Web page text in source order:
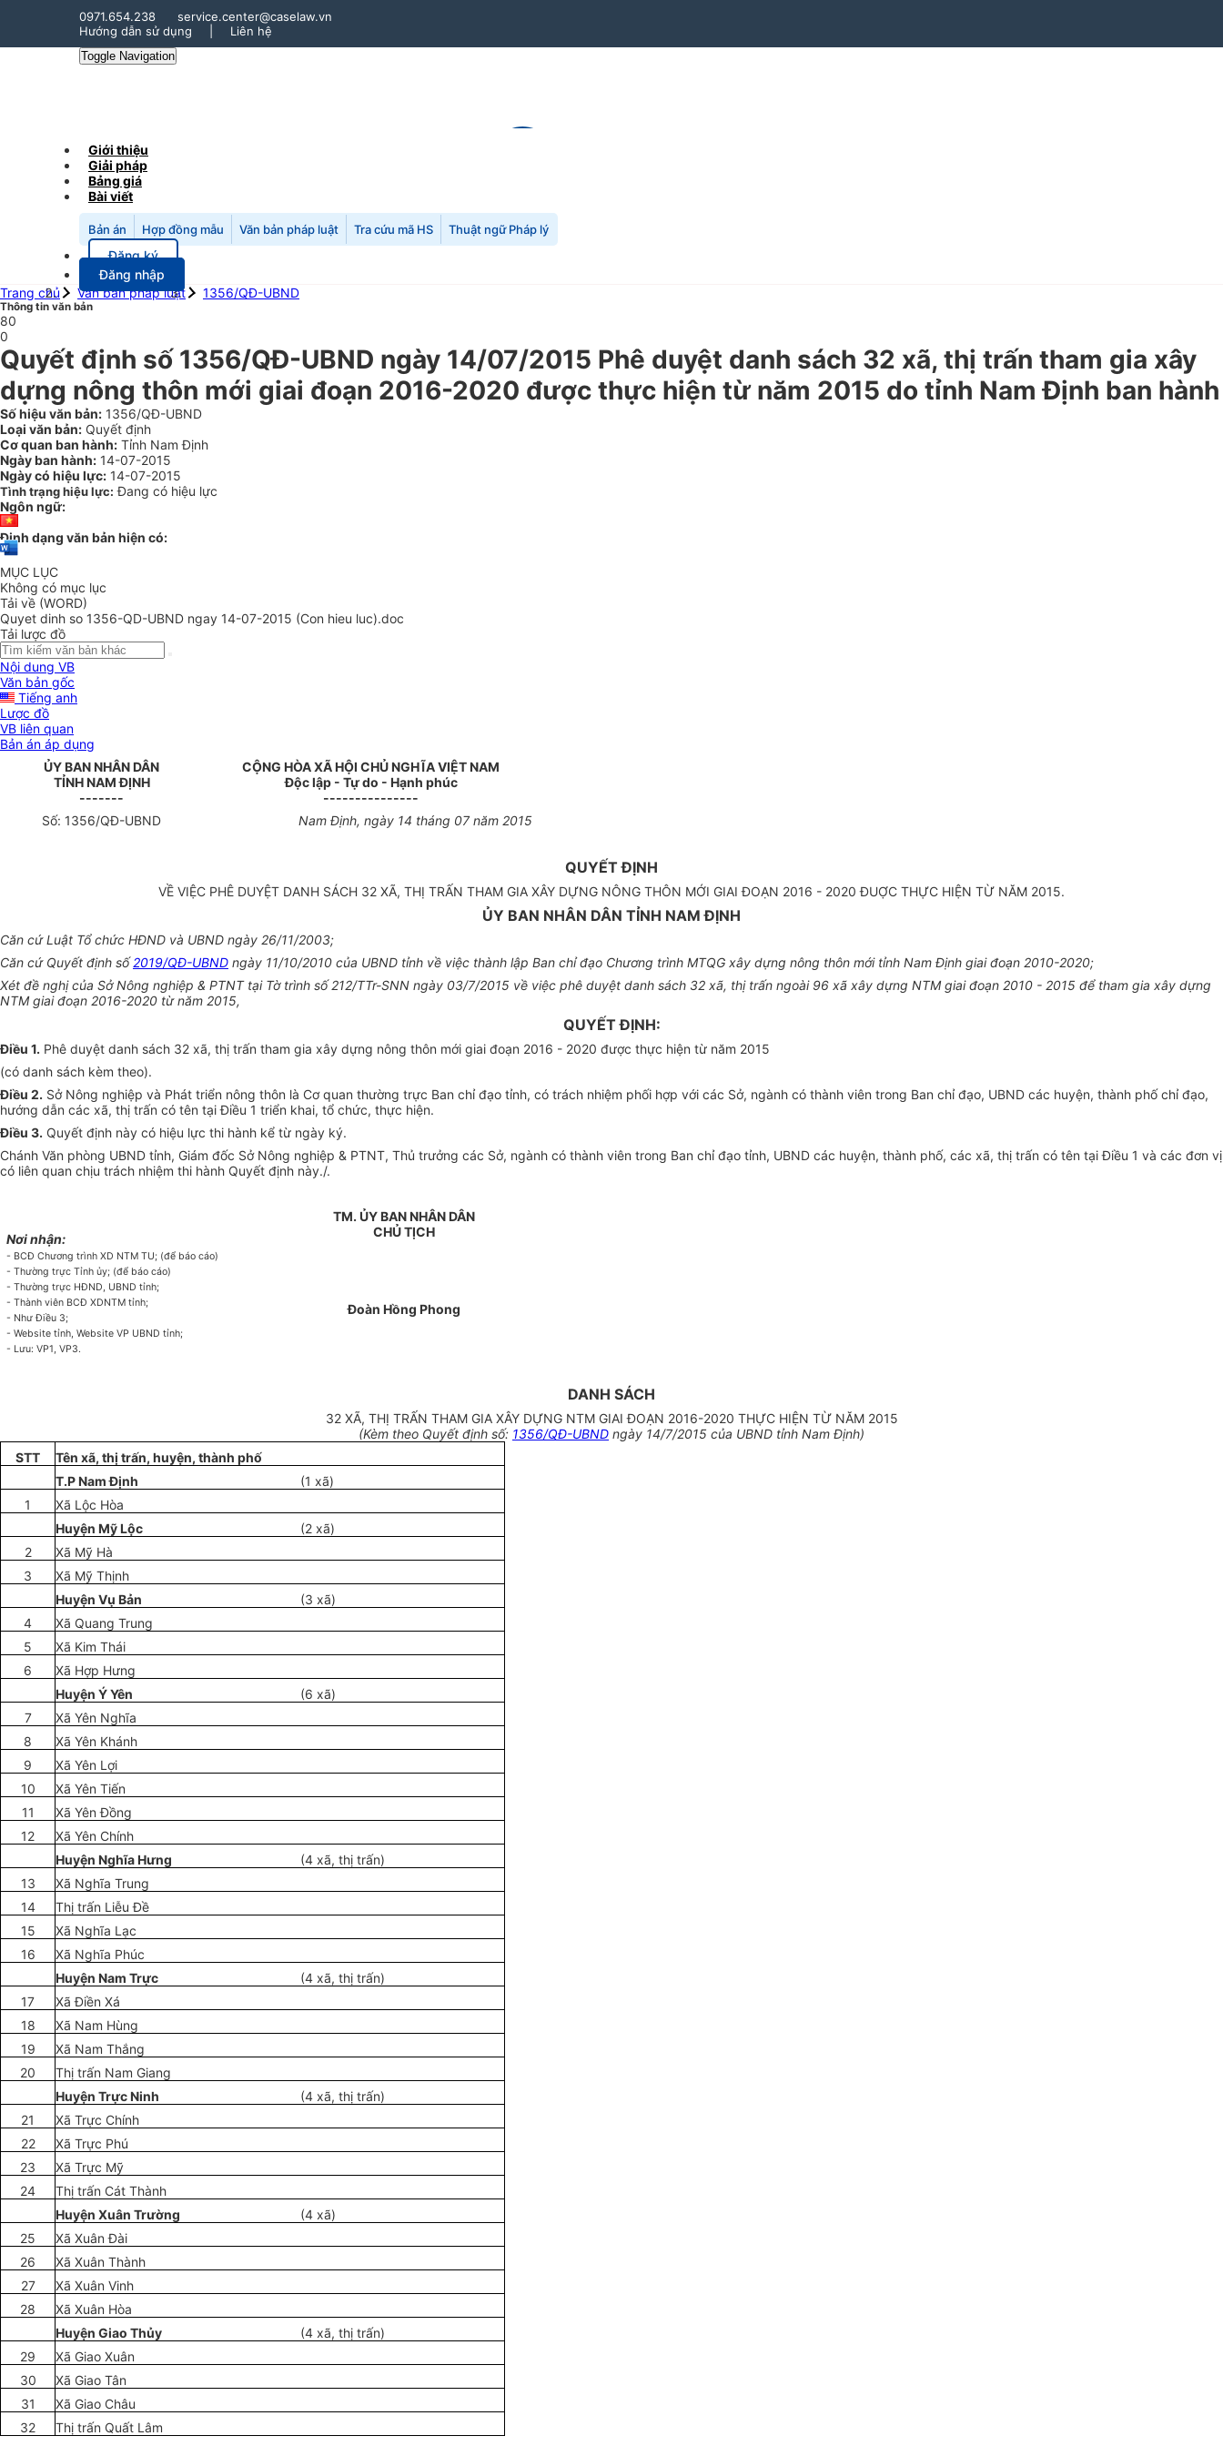
0971.654.238
service.center@caselaw.vn
Hướng dẫn sử dụng
Liên hệ
Toggle Navigation
Giới thiệu
Giải pháp
Bảng giá
Bài viết
Bản án Hợp đồng mẫu Văn bản pháp luật Tra cứu mã HS Thuật ngữ Pháp lý
Đăng ký
Đăng nhập
Trang chủ
Văn bản pháp luật 1356/QĐ-UBND
Thông tin văn bản
80
0
Quyết định số 1356/QĐ-UBND ngày 14/07/2015 Phê duyệt danh sách 32 xã, thị trấn tham gia xây
dựng nông thôn mới giai đoạn 2016-2020 được thực hiện từ năm 2015 do tỉnh Nam Định ban hành
Số hiệu văn bản: 1356/QĐ-UBND
Loại văn bản: Quyết định
Cơ quan ban hành: Tỉnh Nam Định
Ngày ban hành: 14-07-2015
Ngày có hiệu lực: 14-07-2015
Tình trạng hiệu lực: Đang có hiệu lực
Ngôn ngữ:
Định dạng văn bản hiện có:
MỤC LỤC
Không có mục lục
Tải về (WORD)
Quyet dinh so 1356-QD-UBND ngay 14-07-2015 (Con hieu luc).doc
Tải lược đồ
Nội dung VB
Văn bản gốc
Tiếng anh
Lược đồ
VB liên quan
Bản án áp dụng
ỦY BAN NHÂN DÂN
TỈNH NAM ĐỊNH
-------
CỘNG HÒA XÃ HỘI CHỦ NGHĨA VIỆT NAM
Độc lập - Tự do - Hạnh phúc
---------------
Số: 1356/QĐ-UBND Nam Định, ngày 14 tháng 07 năm 2015
QUYẾT ĐỊNH
VỀ VIỆC PHÊ DUYỆT DANH SÁCH 32 XÃ, THỊ TRẤN THAM GIA XÂY DỰNG NÔNG THÔN MỚI GIAI ĐOẠN 2016 - 2020 ĐUỢC THỰC HIỆN TỪ NĂM 2015.
ỦY BAN NHÂN DÂN TỈNH NAM ĐỊNH
Căn cứ Luật Tổ chức HĐND và UBND ngày 26/11/2003;
Căn cứ Quyết định số2019/QĐ-UBND ngày 11/10/2010 của UBND tỉnh về việc thành lập Ban chỉ đạo Chương trình MTQG xây dựng nông thôn mới tỉnh Nam Định giai đoạn 2010-2020;
Xét đề nghị của Sở Nông nghiệp & PTNT tại Tờ trình số 212/TTr-SNN ngày 03/7/2015 về việc phê duyệt danh sách 32 xã, thị trấn ngoài 96 xã xây dựng NTM giai đoạn 2010 - 2015 để tham gia xây dựng
NTM giai đoạn 2016-2020 từ năm 2015,
QUYẾT ĐỊNH:
Điều 1. Phê duyệt danh sách 32 xã, thị trấn tham gia xây dựng nông thôn mới giai đoạn 2016 - 2020 được thực hiện từ năm 2015
(có danh sách kèm theo).
Điều 2. Sở Nông nghiệp và Phát triển nông thôn là Cơ quan thường trực Ban chỉ đạo tỉnh, có trách nhiệm phối hợp với các Sở, ngành có thành viên trong Ban chỉ đạo, UBND các huyện, thành phố chỉ đạo,
hướng dẫn các xã, thị trấn có tên tại Điều 1 triển khai, tổ chức, thực hiện.
Điều 3. Quyết định này có hiệu lực thi hành kể từ ngày ký.
Chánh Văn phòng UBND tỉnh, Giám đốc Sở Nông nghiệp & PTNT, Thủ trưởng các Sở, ngành có thành viên trong Ban chỉ đạo tỉnh, UBND các huyện, thành phố, các xã, thị trấn có tên tại Điều 1 và các đơn vị
có liên quan chịu trách nhiệm thi hành Quyết định này./.
Nơi nhận:
- BCĐ Chương trình XD NTM TU; (để báo cáo)
- Thường trực Tỉnh ủy; (để báo cáo)
- Thường trực HĐND, UBND tỉnh;
- Thành viên BCĐ XDNTM tỉnh;
- Như Điều 3;
- Website tỉnh, Website VP UBND tỉnh;
- Lưu: VP1, VP3.
TM. ỦY BAN NHÂN DÂN
CHỦ TỊCH
Đoàn Hồng Phong
DANH SÁCH
32 XÃ, THỊ TRẤN THAM GIA XÂY DỰNG NTM GIAI ĐOẠN 2016-2020 THỰC HIỆN TỪ NĂM 2015
(Kèm theo Quyết định số: 1356/QĐ-UBND ngày 14/7/2015 của UBND tỉnh Nam Định)
STT
Tên xã, thị trấn, huyện, thành phố
T.P Nam Định
(1 xã)
1
Xã L ộc Hòa
Huyện Mỹ Lộc
(2 xã)
2
Xã Mỹ Hà
3
Xã Mỹ Thịnh
Huyện Vụ Bản
(3 xã)
4
Xã Quang Trung
5
Xã Kim Thái
6
Xã Hợp Hưng
Huyện Ý Yên
(6 xã)
7
Xã Yên Nghĩa
8
Xã Yên Khánh
9
Xã Yên L ợi
10
Xã Yên Tiến
11
Xã Yên Đồng
12
Xã Yên Chính
Huyện Nghĩa Hưng (4 xã, thị trấn)
13
Xã Nghĩa Trung
14
Thị trấn Liễu Đề
15
Xã Nghĩa Lạc
16
Xã Nghĩa Phúc
Huyện Nam Trực (4 xã, thị trấn)
17
Xã Điền Xá
18
Xã Nam Hùng
19
Xã Nam Thắng
20
Thị trấn Nam Giang
Huyện Trực Ninh (4 xã, thị trấn)
21
Xã Trực Chính
22
Xã Trực Phú
23
Xã Trực Mỹ
24
Thị trấn Cát Thành
Huyện Xuân Trường
(4 xã)
25
Xã Xuân Đài
26
Xã Xuân Thành
27
Xã Xuân Vinh
28
Xã Xuân Hòa
Huyện Giao Thủy
(4 xã, thị trấn)
29
Xã Giao Xuân
30
Xã Giao Tân
31
Xã Giao Châu
32
Thị trấn Quất Lâm